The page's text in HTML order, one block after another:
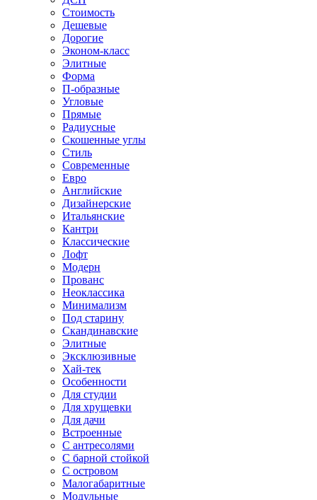
Стоимость
Дешевые
Дорогие
Эконом-класс
Элитные
Форма
П-образные
Угловые
Прямые
Радиусные
Скошенные углы
Стиль
Современные
Евро
Английские
Дизайнерские
Итальянские
Кантри
Классические
Лофт
Модерн
Прованс
Неоклассика
Минимализм
Под старину
Скандинавские
Элитные
Эксклюзивные
Хай-тек
Особенности
Для студии
Для хрущевки
Для дачи
Встроенные
С антресолями
С барной стойкой
С островом
Малогабаритные
Модульные